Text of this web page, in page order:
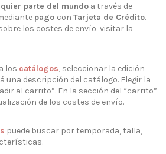
parte del mundo a través de
pago con Tarjeta de Crédito.
los costes de envío visitar la
los catálogos, seleccionar la edición
una descripción del catálogo. Elegir la
al carrito”. En la sección del “carrito”
de los costes de envío.
puede buscar por temporada, talla,